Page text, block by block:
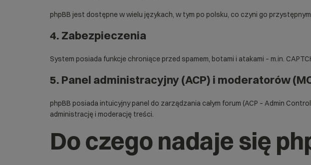
phpBB jest dostępne w wielu językach, w tym po polsku, co czyni go
4. Zabezpieczenia
System posiada funkcje chroniące przed spamem, botami i atakami – m.in.
5. Panel administracyjny (ACP) i moderatorów
phpBB posiada intuicyjny panel do zarządzania całym forum (ACP – Admin
administrację i moderację treści.
Do czego nadaje się